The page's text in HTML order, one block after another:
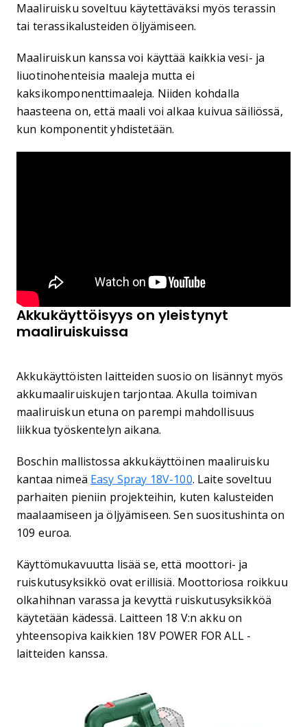
Maaliruisku soveltuu käytettäväksi myös terassin
tai terassikalusteiden öljyämiseen.
Maaliruiskun kanssa voi käyttää kaikkia vesi- ja
liuotinohenteisia maaleja mutta ei
kaksikomponenttimaaleja. Niiden kohdalla
haasteena on, että maali voi alkaa kuivua säiliössä,
kun komponentit yhdistetään.
Akkukäyttöisyys on yleistynyt
maaliruiskuissa
Akkukäyttöisten laitteiden suosio on lisännyt myös
akkumaaliruiskujen tarjontaa. Akulla toimivan
maaliruiskun etuna on parempi mahdollisuus
liikkua työskentelyn aikana.
Boschin mallistossa akkukäyttöinen maaliruisku
kantaa nimeä Easy Spray 18V-100. Laite soveltuu
parhaiten pieniin projekteihin, kuten kalusteiden
maalaamiseen ja öljyämiseen. Sen suositushinta on
109 euroa.
Käyttömukavuutta lisää se, että moottori- ja
ruiskutusyksikkö ovat erillisiä. Moottoriosa roikkuu
olkahihnan varassa ja kevyttä ruiskutusyksikköä
käytetään kädessä. Laitteen 18 V:n akku on
yhteensopiva kaikkien 18V POWER FOR ALL -
laitteiden kanssa.